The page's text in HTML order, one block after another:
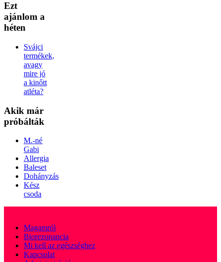
Ezt
ajánlom a
héten
Svájci
termékek,
avagy
mire jó
a kinőtt
atléta?
Akik már
próbálták
M.-né
Gabi
Allergia
Baleset
Dohányzás
Kész
csoda
Magamról
Biorezonancia
Mi kell az egészséghez
Kapcsolat